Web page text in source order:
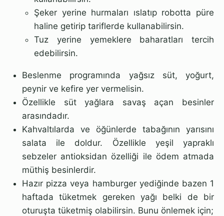
Şeker yerine hurmaları ıslatıp robotta püre
haline getirip tariflerde kullanabilirsin.
Tuz yerine yemeklere baharatları tercih
edebilirsin.
Beslenme programında yağsız süt, yoğurt,
peynir ve kefire yer vermelisin.
Özellikle süt yağlara savaş açan besinler
arasındadır.
Kahvaltılarda ve öğünlerde tabağının yarısını
salata ile doldur. Özellikle yeşil yapraklı
sebzeler antioksidan özelliği ile ödem atmada
müthiş besinlerdir.
Hazır pizza veya hamburger yediğinde bazen 1
haftada tüketmek gereken yağı belki de bir
oturuşta tüketmiş olabilirsin. Bunu önlemek için;